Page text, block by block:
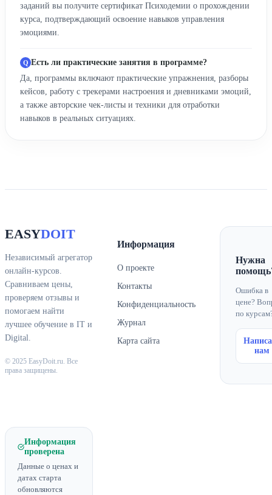
заданий вы получите сертификат Психодемии о прохождении
курса, подтверждающий освоение навыков управления
эмоциями.
Есть ли практические занятия в программе?
Да, программы включают практические упражнения, разборы
кейсов, работу с трекерами настроения и дневниками эмоций,
а также авторские чек-листы и техники для отработки
навыков в реальных ситуациях.
EASYDOIT
Независимый агрегатор
онлайн-курсов.
Сравниваем цены,
проверяем отзывы и
помогаем найти
лучшее обучение в IT и
Digital.
© 2025 EasyDoit.ru. Все
права защищены.
Информация
О проекте
Контакты
Конфиденциальность
Журнал
Карта сайта
Нужна
Ошибка в
цене?
по
нам
Информация
проверена
Данные о ценах и
датах старта
обновляются